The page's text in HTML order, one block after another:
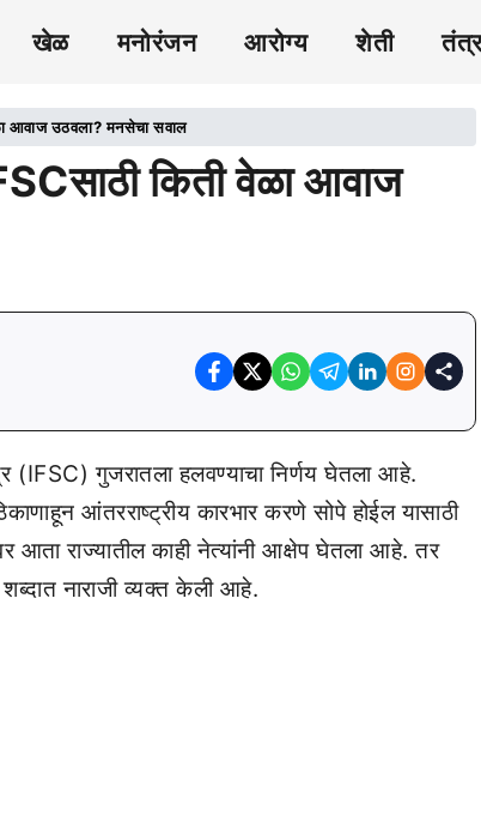
खेळ मनोरंजन आरोग्य शेती
आवाज उठवला? मनसेचा सवाल
किती वेळा आवाज
गुजरातला हलवण्याचा निर्णय घेतला आहे.
आंतरराष्ट्रीय कारभार करणे सोपे होईल यासाठी
राज्यातील काही नेत्यांनी आक्षेप घेतला आहे. तर
नाराजी व्यक्त केली आहे.